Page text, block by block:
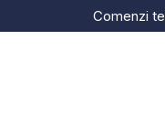
Comenzi